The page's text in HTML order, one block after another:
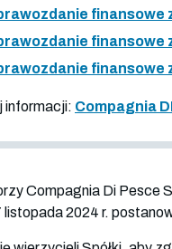
finansowe
finansowe
finansowe
informacji: Compagnia
Compagnia Di Pesce
listopada 2024 r.